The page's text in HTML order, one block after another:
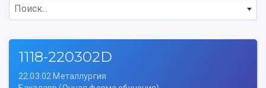
Поиск...
1118-220302D
22.03.02 Металлургия